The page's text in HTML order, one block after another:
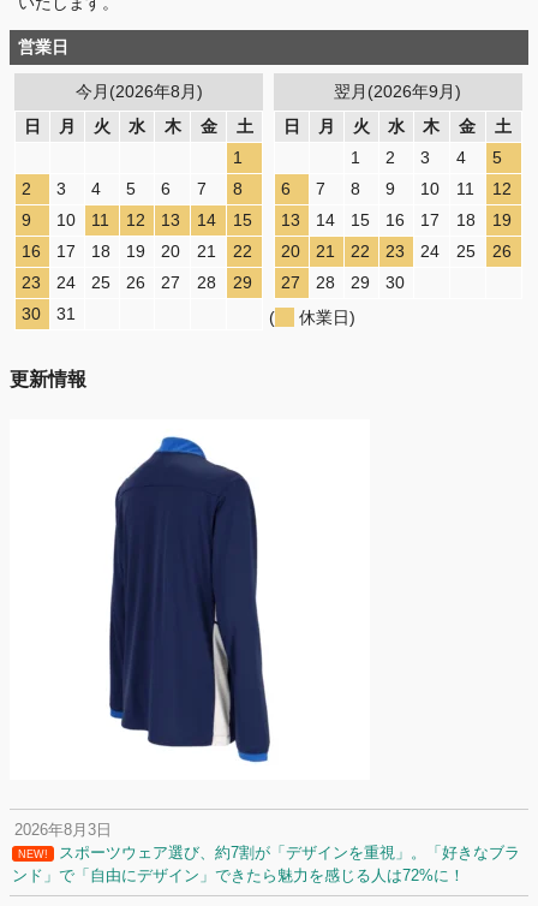
営業日
今月(2026年8月)
日
月 火 水 木 金
土
1
2
3 4 5 6 7
8
9
10 11 12 13 14
15
16
17 18 19 20 21
22
23
24 25 26 27 28
29
30
31
翌月(2026年9月)
日
月 火 水 木 金
土
1
2 3 4
5
6
7 8 9 10 11
12
13
14 15 16 17 18
19
20
21 22 23 24 25
26
27
28 29
30
(
休業日)
更新情報
2026年8月3日
NEW!
スポーツウェア選び、約7割が「デザインを重視」。「好きなブラ
ンド」で「自由にデザイン」できたら魅力を感じる人は72%に！